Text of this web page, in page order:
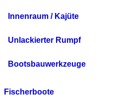
Innenraum / Kajüte
Unlackierter Rumpf
Bootsbauwerkzeuge
Fischerboote